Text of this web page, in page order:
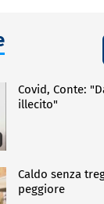
Covid, Conte:
illecito"
Caldo senza
peggiore